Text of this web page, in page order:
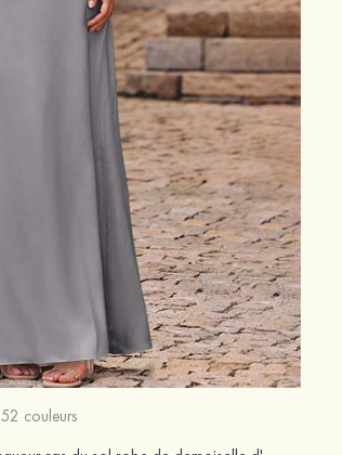
52 couleurs